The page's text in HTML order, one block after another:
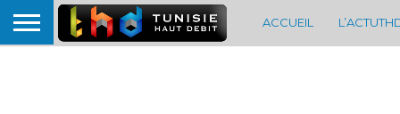
ACCUEIL